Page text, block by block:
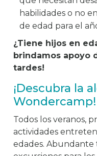
habilidades o no
de edad para el
¿Tiene hijos en
brindamos apoyo
tardes!
¡Descubra la
Wondercamp!
Todos los veranos,
actividades
edades. Abundante